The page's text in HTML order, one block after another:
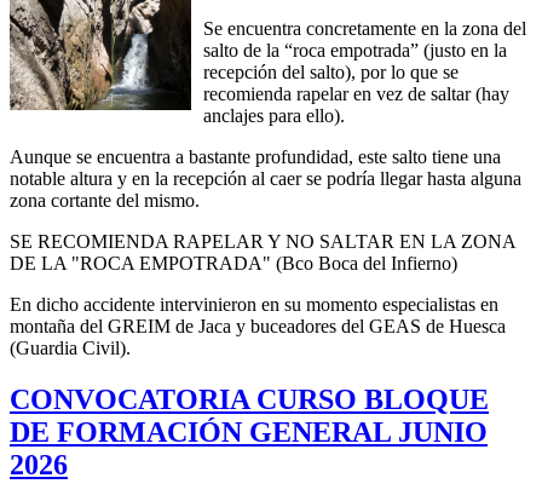
Se encuentra concretamente en la zona del
salto de la “roca empotrada” (justo en la
recepción del salto), por lo que se
recomienda rapelar en vez de saltar (hay
anclajes para ello).
Aunque se encuentra a bastante profundidad, este salto tiene una
notable altura y en la recepción al caer se podría llegar hasta alguna
zona cortante del mismo.
SE RECOMIENDA RAPELAR Y NO SALTAR EN LA ZONA
DE LA "ROCA EMPOTRADA" (Bco Boca del Infierno)
En dicho accidente intervinieron en su momento especialistas en
montaña del GREIM de Jaca y buceadores del GEAS de Huesca
(Guardia Civil).
CONVOCATORIA CURSO BLOQUE
DE FORMACIÓN GENERAL JUNIO
2026